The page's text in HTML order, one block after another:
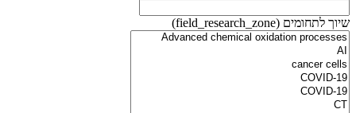
שיוך לתחומים (field_research_zone)